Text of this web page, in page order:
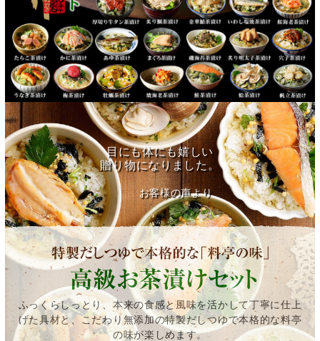
目にも体にも嬉しい
贈り物になりました。
お客様の声より
ふっくらしっとり、本来の食感と風味を活かして丁寧に仕上
げた具材と、こだわり無添加の特製だしつゆで本格的な料亭
の味が楽しめます。